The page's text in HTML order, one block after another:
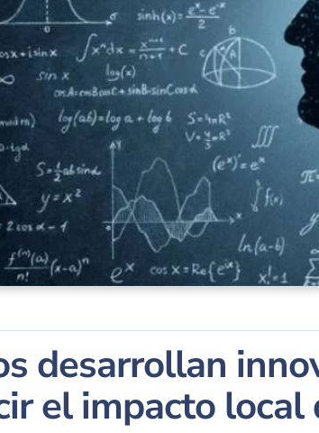
desarrollan
el impacto local